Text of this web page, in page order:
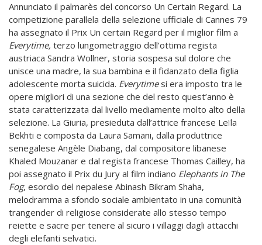
Annunciato il palmarès del concorso Un Certain Regard. La
competizione parallela della selezione ufficiale di Cannes 79
ha assegnato il Prix Un certain Regard per il miglior film a
Everytime, terzo lungometraggio dell’ottima regista
austriaca Sandra Wollner, storia sospesa sul dolore che
unisce una madre, la sua bambina e il fidanzato della figlia
adolescente morta suicida. Everytimesi era imposto tra le
opere migliori di una sezione che del resto quest’anno è
stata caratterizzata dal livello mediamente molto alto della
selezione. La Giuria, presieduta dall’attrice francese Leïla
Bekhti e composta da Laura Samani, dalla produttrice
senegalese Angèle Diabang, dal compositore libanese
Khaled Mouzanar e dal regista francese Thomas Cailley, ha
poi assegnato il Prix du Jury al film indiano Elephants in The
Fog, esordio del nepalese Abinash Bikram Shaha,
melodramma a sfondo sociale ambientato in una comunità
trangender di religiose considerate allo stesso tempo
reiette e sacre per tenere al sicuro i villaggi dagli attacchi
degli elefanti selvatici.